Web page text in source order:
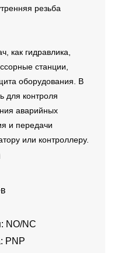
резьба
как гидравлика,
станции,
оборудования. В
для контроля
аварийных
и передачи
или контроллеру.
NO/NC
PNP